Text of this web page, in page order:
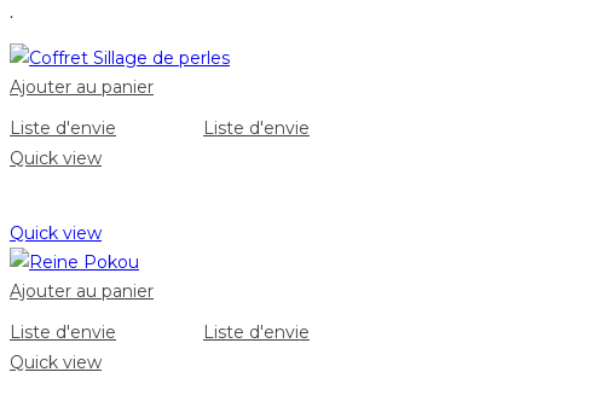
.
Ajouter au panier
Liste d'envie
Liste d'envie
Quick view
Quick view
Ajouter au panier
Liste d'envie
Liste d'envie
Quick view